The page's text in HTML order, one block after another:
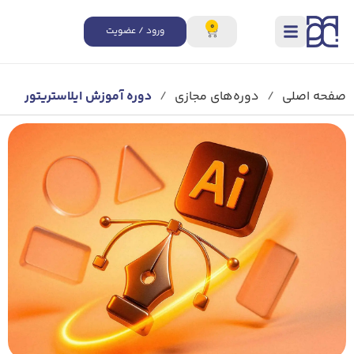
0 ورود / عضویت
صفحه اصلی / دوره‌های مجازی / دوره آموزش ایلاستریتور